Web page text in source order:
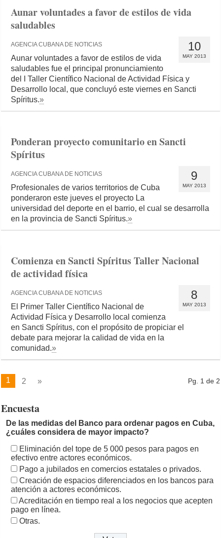
Aunar voluntades a favor de estilos de vida
saludables
10
MAY 2013
AGENCIA CUBANA DE NOTICIAS
Aunar voluntades a favor de estilos de vida
saludables fue el principal pronunciamiento
del I Taller Científico Nacional de Actividad Física y
Desarrollo local, que concluyó este viernes en Sancti
Spíritus.»
Ponderan proyecto comunitario en Sancti
Spíritus
9
MAY 2013
AGENCIA CUBANA DE NOTICIAS
Profesionales de varios territorios de Cuba
ponderaron este jueves el proyecto La
universidad del deporte en el barrio, el cual se desarrolla
en la provincia de Sancti Spíritus.»
Comienza en Sancti Spíritus Taller Nacional
de actividad física
8
MAY 2013
AGENCIA CUBANA DE NOTICIAS
El Primer Taller Científico Nacional de
Actividad Física y Desarrollo local comienza
en Sancti Spíritus, con el propósito de propiciar el
debate para mejorar la calidad de vida en la
comunidad.»
Pg. 1 de 2
1 2 »
Encuesta
De las medidas del Banco para ordenar pagos en Cuba,
¿cuáles considera de mayor impacto?
Eliminación del tope de 5 000 pesos para pagos en
efectivo entre actores económicos.
Pago a jubilados en comercios estatales o privados.
Creación de espacios diferenciados en los bancos para
atención a actores económicos.
Acreditación en tiempo real a los negocios que acepten
pago en línea.
Otras.